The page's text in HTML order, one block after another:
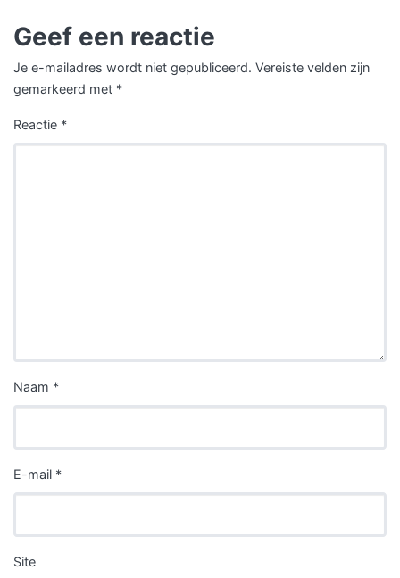
Geef een reactie
Je e-mailadres wordt niet gepubliceerd. Vereiste velden zijn
gemarkeerd met *
Reactie *
Naam *
E-mail *
Site